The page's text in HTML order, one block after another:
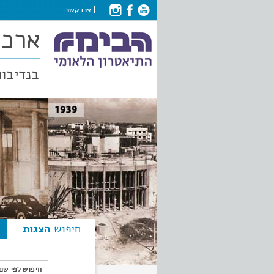
צרו קשר
חיפוש הצגות
חיפוש לפי